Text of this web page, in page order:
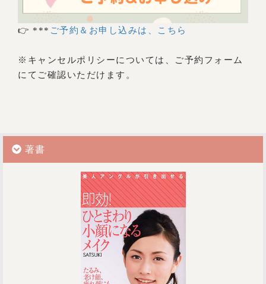
👉 *** ご予約＆お申し込みは、こちら
※キャンセルポリシーについては、ご予約フォーム
にてご確認いただけます。
著書